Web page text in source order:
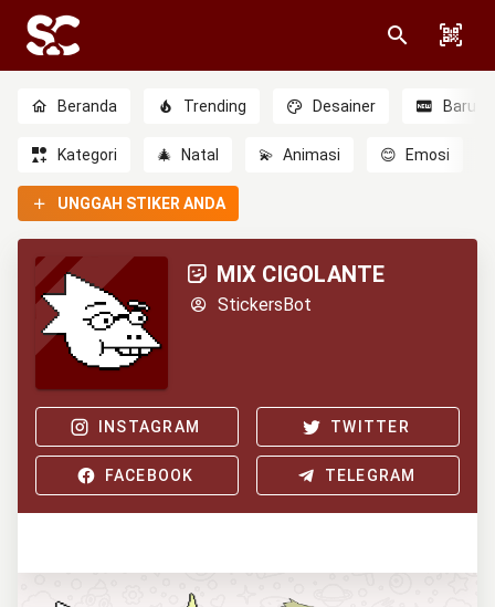
Beranda Trending Desainer Baru
Kategori 🎄 Natal 💫 Animasi 😊 Emosi
UNGGAH STIKER ANDA
MIX CIGOLANTE
StickersBot
INSTAGRAM TWITTER
FACEBOOK TELEGRAM